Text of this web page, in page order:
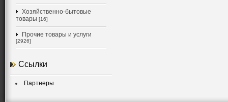
Хозяйственно-бытовые
товары [16]
Прочие товары и услуги
[2926]
Ссылки
Партнеры